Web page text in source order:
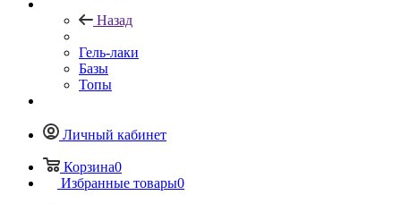
Назад
Гель-лаки
Базы
Топы
Личный кабинет
Корзина0
Избранные товары0